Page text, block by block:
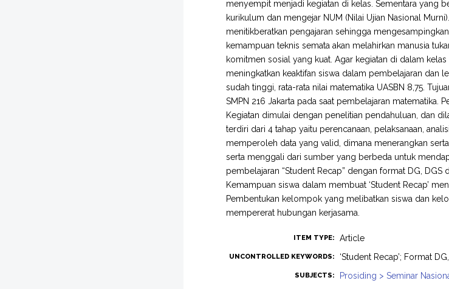
menyempit menjadi kegiatan di kelas. Sementara yang
kurikulum dan mengejar NUM (Nilai Ujian Nasional
menitikberatkan pengajaran sehingga
kemampuan teknis semata akan melahirkan manusia
komitmen sosial yang kuat. Agar kegiatan di dalam
meningkatkan keaktifan siswa dalam pembelajaran dan
sudah tinggi, rata-rata nilai matematika UASBN 8,75.
SMPN 216 Jakarta pada saat pembelajaran matematika.
Kegiatan dimulai dengan penelitian pendahuluan, dan
terdiri dari 4 tahap yaitu perencanaan, pelaksanaan,
memperoleh data yang valid, dimana menerangkan
serta menggali dari sumber yang berbeda untuk
pembelajaran “Student Recap” dengan format DG, DGS
Kemampuan siswa dalam membuat ‘Student Recap’
Pembentukan kelompok yang melibatkan siswa dan
mempererat hubungan kerjasama.
ITEM TYPE: Article
UNCONTROLLED KEYWORDS: ‘Student Recap’; Format
SUBJECTS: Prosiding > Seminar